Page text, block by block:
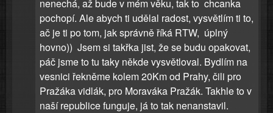
nenechá, až bude v mém věku, tak to chcanka
pochopí. Ale abych ti udělal radost, vysvětlím ti to,
ač je ti po tom, jak správně říká RTW, úplný
hovno)) Jsem si takřka jist, že se budu opakovat,
páč jsme to tu taky někde vysvětloval. Bydlím na
vesnici řekněme kolem 20Km od Prahy, čili pro
Pražáka vidlák, pro Moraváka Pražák. Takhle to v
naší republice funguje, já to tak nenanstavil.